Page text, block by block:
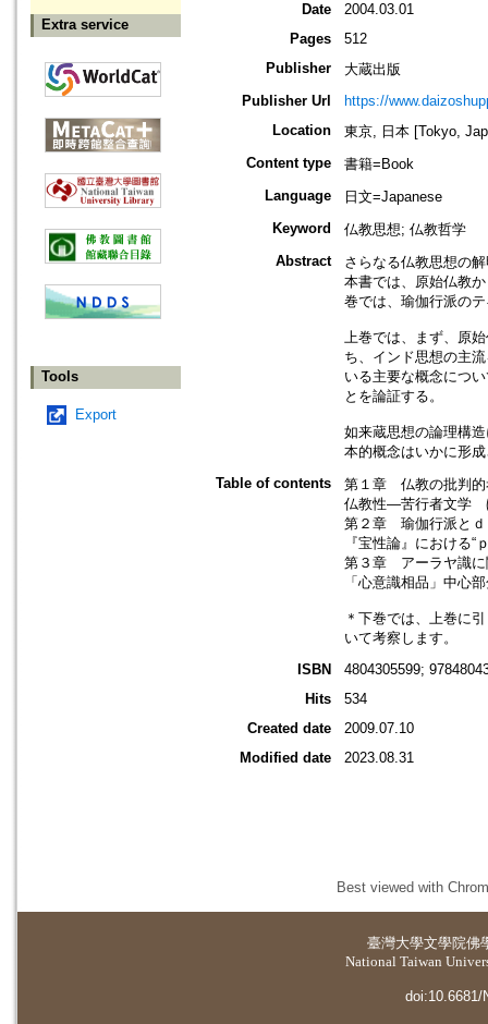
Extra service
Tools
Export
Date
2004.03.01
Pages
512
Publisher
大蔵出版
Publisher Url
https://
Location
東京, 日本 [Tokyo,
Content type
書籍=Book
Language
日文=Japanese
Keyword
仏教思想; 仏教哲学
Abstract
さらなる仏教思想の
本書では、原始仏教
巻では、瑜伽行派の
上巻では、まず、原
ち、インド思想の主
いる主要な概念につ
とを論証する。
如来蔵思想の論理構
本的概念はいかに形
Table of contents
第１章 仏教の批判的
仏教性—苦行者文学
第２章 瑜伽行派とｄ
『宝性論』における
第３章 アーラヤ識に
「心意識相品」中心
＊下巻では、上巻に
いて考察します。
ISBN
4804305599;
Hits
534
Created date
2009.07.10
Modified date
2023.08.31
Best viewed with
臺灣大學文學院佛
National Taiwan
doi:10.6681/